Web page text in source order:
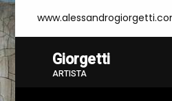
Giorgetti
ARTISTA